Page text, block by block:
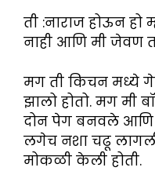
ती :नाराज होऊन हो
नाही आणि मी जेवण
मग ती किचन मध्ये
झालो होतो. मग मी
दोन पेग बनवले
लगेच नशा चढू
मोकळी केली होती.